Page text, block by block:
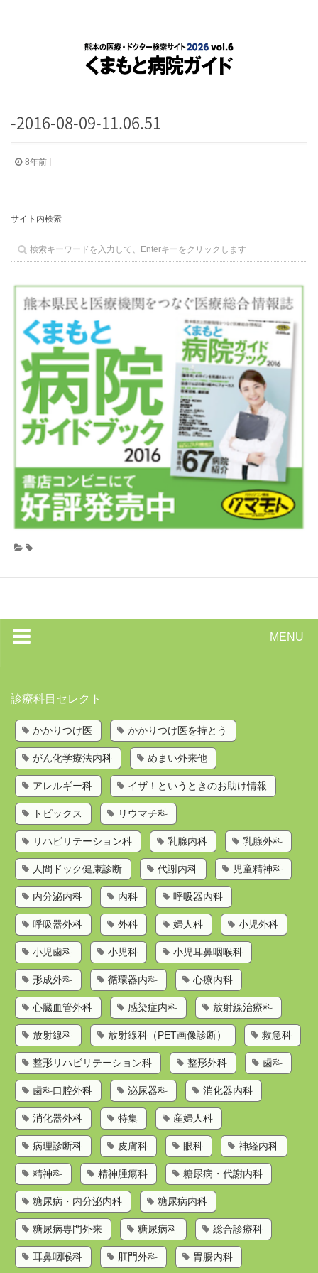
-2016-08-09-11.06.51
8年前
サイト内検索
MENU
かかりつけ医を持とう
歯科検索
診療科目から探す
お問い合わせ
運営会社
診療科目セレクト
かかりつけ医 かかりつけ医を持とう
がん化学療法内科 めまい外来他
アレルギー科 イザ！というときのお助け情報
トピックス リウマチ科
リハビリテーション科 乳腺内科 乳腺外科
人間ドック健康診断 代謝内科 児童精神科
内分泌内科 内科 呼吸器内科
呼吸器外科 外科 婦人科 小児外科
小児歯科 小児科 小児耳鼻咽喉科
形成外科 循環器内科 心療内科
心臓血管外科 感染症内科 放射線治療科
放射線科 放射線科（PET画像診断） 救急科
整形リハビリテーション科 整形外科 歯科
歯科口腔外科 泌尿器科 消化器内科
消化器外科 特集 産婦人科
病理診断科 皮膚科 眼科 神経内科
精神科 精神腫瘍科 糖尿病・代謝内科
糖尿病・内分泌内科 糖尿病内科
糖尿病専門外来 糖尿病科 総合診療科
耳鼻咽喉科 肛門外科 胃腸内科